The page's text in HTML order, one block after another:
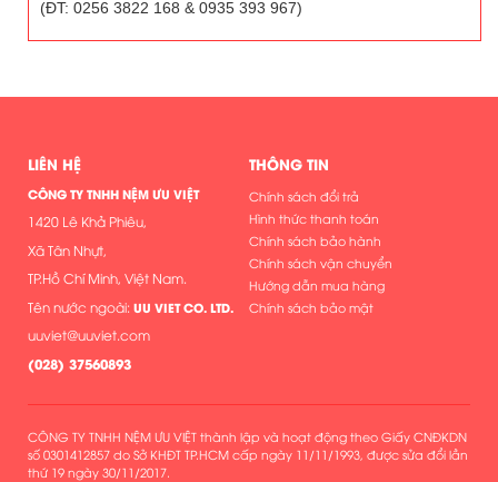
(ĐT: 0256 3822 168 & 0935 393 967)
LIÊN HỆ
CÔNG TY TNHH NỆM ƯU VIỆT
1420 Lê Khả Phiêu,
Xã Tân Nhựt,
TP.Hồ Chí Minh, Việt Nam.
Tên nước ngoài: UU VIET CO. LTD.
uuviet@uuviet.com
(028) 37560893
THÔNG TIN
Chính sách đổi trả
Hình thức thanh toán
Chính sách bảo hành
Chính sách vận chuyển
Hướng dẫn mua hàng
Chính sách bảo mật
CÔNG TY TNHH NỆM ƯU VIỆT thành lập và hoạt động theo Giấy CNĐKDN
số 0301412857 do Sở KHĐT TP.HCM cấp ngày 11/11/1993, được sửa đổi lần
thứ 19 ngày 30/11/2017.